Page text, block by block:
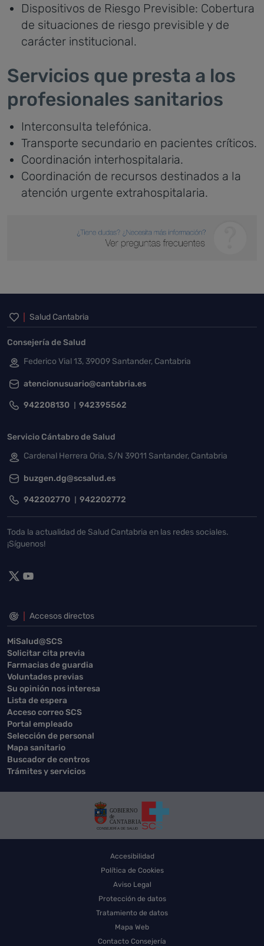
Dispositivos de Riesgo Previsible: Cobertura
de situaciones de riesgo previsible y de
carácter institucional.
Servicios que presta a los
profesionales sanitarios
Interconsulta telefónica.
Transporte secundario en pacientes críticos.
Coordinación interhospitalaria.
Coordinación de recursos destinados a la
atención urgente extrahospitalaria.
Inicio del pie de página
Salud Cantabria
Consejería de Salud
Federico Vial 13, 39009 Santander, Cantabria
atencionusuario@cantabria.es
942208130 942395562
Servicio Cántabro de Salud
Cardenal Herrera Oria, S/N 39011 Santander, Cantabria
buzgen.dg@scsalud.es
942202770 942202772
Toda la actualidad de Salud Cantabria en las redes sociales.
¡Síguenos!
Accesos directos
MiSalud@SCS
Solicitar cita previa
Farmacias de guardia
Voluntades previas
Su opinión nos interesa
Lista de espera
Acceso correo SCS
Portal empleado
Selección de personal
Mapa sanitario
Buscador de centros
Trámites y servicios
Accesibilidad
Política de Cookies
Aviso Legal
Protección de datos
Tratamiento de datos
Mapa Web
Contacto Consejería